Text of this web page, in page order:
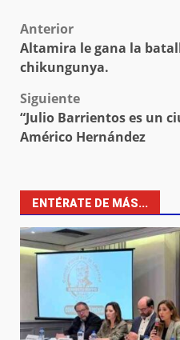
Post
navigation
Anterior
Altamira le gana la
chikungunya.
Siguiente
“Julio Barrientos es un
Américo Hernández
ENTÉRATE DE MÁS...